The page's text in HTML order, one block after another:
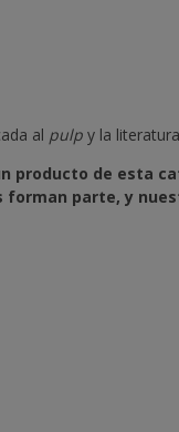
al pulpy la
producto de esta
forman parte, y